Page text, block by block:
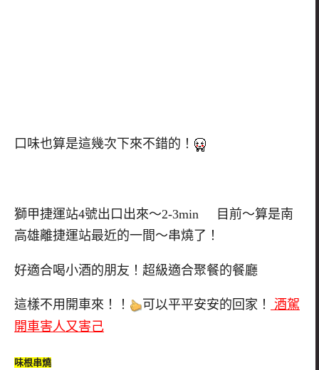
口味也算是這幾次下來不錯的！
獅甲捷運站4號出口出來～2-3min 目前～算是南
高雄離捷運站最近的一間～串燒了！
好適合喝小酒的朋友！超級適合聚餐的餐廳
這樣不用開車來！！ 可以平平安安的回家！
酒駕
開車害人又害己
味根串燒